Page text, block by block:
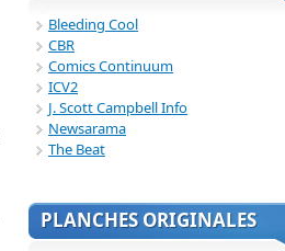
Bleeding Cool
CBR
Comics Continuum
ICV2
J. Scott Campbell Info
Newsarama
The Beat
PLANCHES ORIGINALES